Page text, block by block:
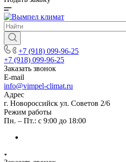
+7 (918) 099-96-25
+7 (918) 099-96-25
Заказать звонок
E-mail
info@vimpel-climat.ru
Адрес
г. Новороссийск ул. Советов 2/6
Режим работы
Пн. – Пт.: с 9:00 до 18:00